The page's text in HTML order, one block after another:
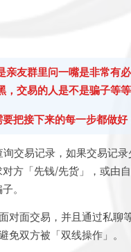
友群里问一嘴是非常有必
交易的人是不是骗子等等
把接下来的每一步都做好
交易记录，如果交易记
方「先钱/先货」，或由
。
对面交易，并且通过私聊
免双方被「双线操作」。